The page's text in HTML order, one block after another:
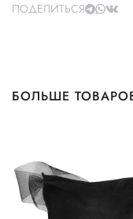
ПОДЕЛИТЬСЯ
БОЛЬШЕ ТОВАРОВ